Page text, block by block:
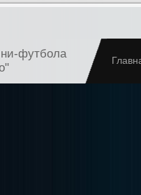
футбола